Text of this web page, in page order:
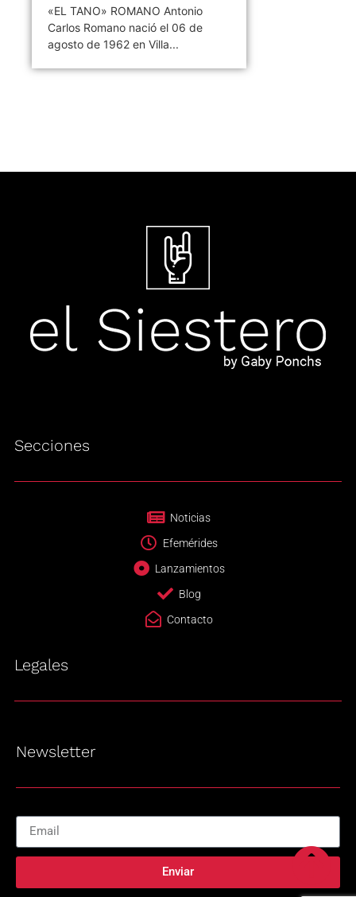
«EL TANO» ROMANO Antonio
Carlos Romano nació el 06 de
agosto de 1962 en Villa...
Secciones
Noticias
Efemérides
Lanzamientos
Blog
Contacto
Legales
Newsletter
Enviar